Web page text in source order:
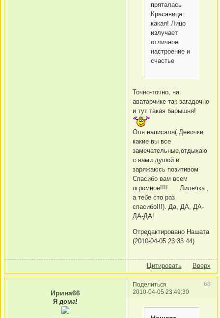
пряталась
Красавица
какая! Лицо
излучает
отличное
настроение и
счастье
Точно-точно, на
аватарчике так загадочно
и тут такая барышня!
Оля написала( Девочки
какие вы все
замечательные,отдыхаю
с вами душой и
заряжаюсь позитивом
Спасибо вам всем
огромное!!!! Лилечка ,
а тебе сто раз
спасибо!!!). Да, ДА, ДА-
ДА-ДА!
Отредактировано Нашата
(2010-04-05 23:33:44)
Цитировать Вверх
Поделиться
68
2010-04-05 23:49:30
Ирина66
Я дома!